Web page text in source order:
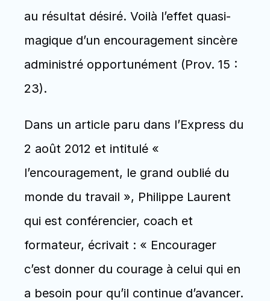
au résultat désiré. Voilà l’effet quasi-
magique d’un encouragement sincère
administré opportunément (Prov. 15 :
23).
Dans un article paru dans l’Express du
2 août 2012 et intitulé «
l’encouragement, le grand oublié du
monde du travail », Philippe Laurent
qui est conférencier, coach et
formateur, écrivait : « Encourager
c’est donner du courage à celui qui en
a besoin pour qu’il continue d’avancer.